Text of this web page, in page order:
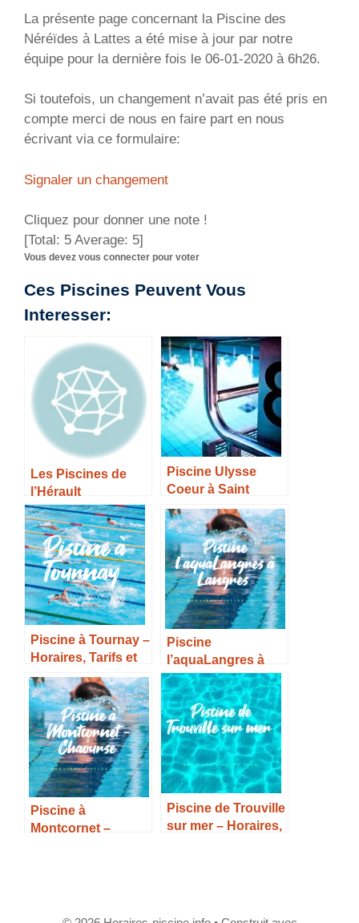
La présente page concernant la Piscine des
Néréïdes à Lattes a été mise à jour par notre
équipe pour la dernière fois le 06-01-2020 à 6h26.
Si toutefois, un changement n’avait pas été pris en
compte merci de nous en faire part en nous
écrivant via ce formulaire:
Signaler un changement
Cliquez pour donner une note !
[Total: 5 Average: 5]
Vous devez vous connecter pour voter
Ces Piscines Peuvent Vous
Interesser:
Les Piscines de
l’Hérault
Piscine Ulysse
Coeur à Saint
Priest – Horaires,
Tarifs et Infos –
Piscine à Tournay –
Horaires, Tarifs et
Infos –
Piscine
l’aquaLangres à
Langres – Horaires,
Tarifs et Infos –
Piscine à
Montcornet –
Piscine de Trouville
sur mer – Horaires,